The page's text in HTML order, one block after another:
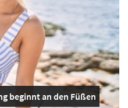
beginnt an den Füßen